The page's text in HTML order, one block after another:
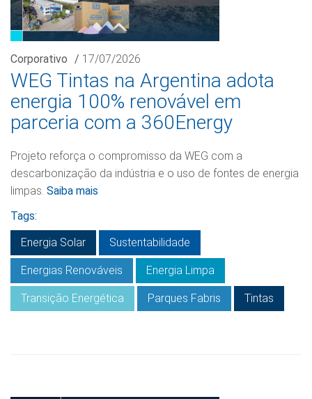
Corporativo / 17/07/2026
WEG Tintas na Argentina adota
energia 100% renovável em
parceria com a 360Energy
Projeto reforça o compromisso da WEG com a
descarbonização da indústria e o uso de fontes de energia
limpas. Saiba mais
Tags:
Energia Solar
Sustentabilidade
Energias Renováveis Energia Limpa
Transição Energética Parques Fabris Tintas